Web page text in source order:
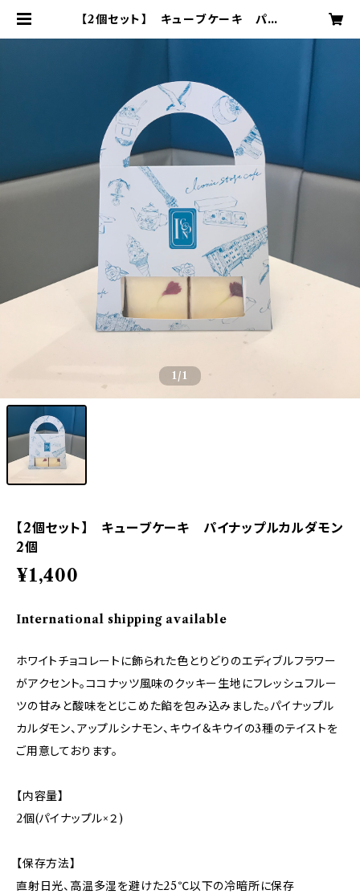
【2個セット】 キューブケーキ パイ
1/1
【2個セット】 キューブケーキ パイナップルカルダモン
2個
¥1,400
International shipping available
ホワイトチョコレートに飾られた色とりどりのエディブルフラワー
がアクセント。ココナッツ風味のクッキー生地にフレッシュフルー
ツの甘みと酸味をとじこめた餡を包み込みました。パイナップル
カルダモン、アップルシナモン、キウイ＆キウイの3種のテイストを
ご用意しております。
【内容量】
2個(パイナップル×２)
【保存方法】
直射日光、高温多湿を避けた25℃以下の冷暗所に保存